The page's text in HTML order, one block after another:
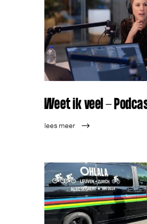
Weet ik veel -
lees meer